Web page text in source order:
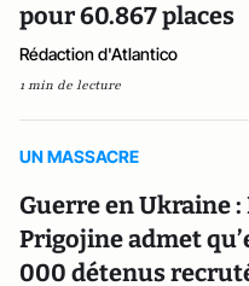
pour 60.867 places
Rédaction d'Atlantico
1 min de lecture
UN MASSACRE
Guerre en Ukraine :
Prigojine admet
000 détenus